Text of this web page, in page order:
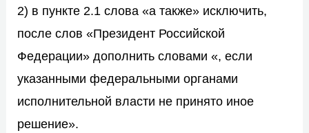
2) в пункте 2.1 слова «а также» исключить,
после слов «Президент Российской
Федерации» дополнить словами «, если
указанными федеральными органами
исполнительной власти не принято иное
решение».